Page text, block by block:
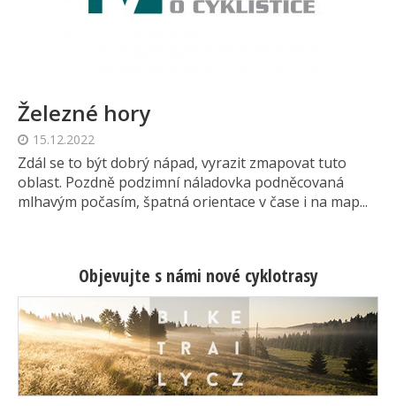
Železné hory
15.12.2022
Zdál se to být dobrý nápad, vyrazit zmapovat tuto
oblast. Pozdně podzimní náladovka podněcovaná
mlhavým počasím, špatná orientace v čase i na map...
Objevujte s námi nové cyklotrasy